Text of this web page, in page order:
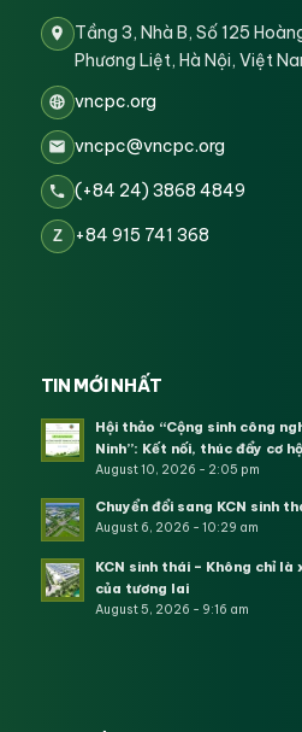
Tầng 3, Nhà B, Số 125
Phương Liệt, Hà Nội, Việt
vncpc.org
vncpc@vncpc.org
(+84 24) 3868 4849
Z +84 915 741 368
TIN MỚI NHẤT
Hội thảo “Cộng sinh công
Ninh”: Kết nối, thúc đẩy cơ
August 10, 2026 - 2:05 pm
Chuyển đổi sang KCN sinh
August 6, 2026 - 10:29 am
KCN sinh thái – Không chỉ là
của tương lai
August 5, 2026 - 9:16 am